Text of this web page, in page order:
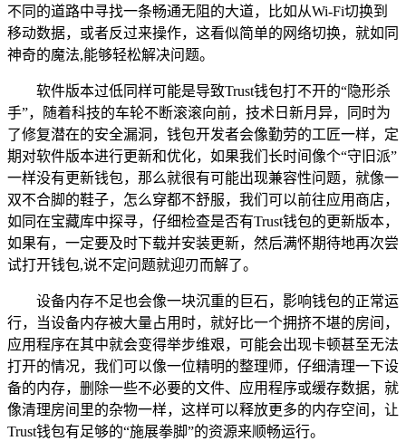
不同的道路中寻找一条畅通无阻的大道，比如从Wi-Fi切换到
移动数据，或者反过来操作，这看似简单的网络切换，就如同
神奇的魔法,能够轻松解决问题。
软件版本过低同样可能是导致Trust钱包打不开的“隐形杀
手”，随着科技的车轮不断滚滚向前，技术日新月异，同时为
了修复潜在的安全漏洞，钱包开发者会像勤劳的工匠一样，定
期对软件版本进行更新和优化，如果我们长时间像个“守旧派”
一样没有更新钱包，那么就很有可能出现兼容性问题，就像一
双不合脚的鞋子，怎么穿都不舒服，我们可以前往应用商店，
如同在宝藏库中探寻，仔细检查是否有Trust钱包的更新版本，
如果有，一定要及时下载并安装更新，然后满怀期待地再次尝
试打开钱包,说不定问题就迎刃而解了。
设备内存不足也会像一块沉重的巨石，影响钱包的正常运
行，当设备内存被大量占用时，就好比一个拥挤不堪的房间，
应用程序在其中就会变得举步维艰，可能会出现卡顿甚至无法
打开的情况，我们可以像一位精明的整理师，仔细清理一下设
备的内存，删除一些不必要的文件、应用程序或缓存数据，就
像清理房间里的杂物一样，这样可以释放更多的内存空间，让
Trust钱包有足够的“施展拳脚”的资源来顺畅运行。